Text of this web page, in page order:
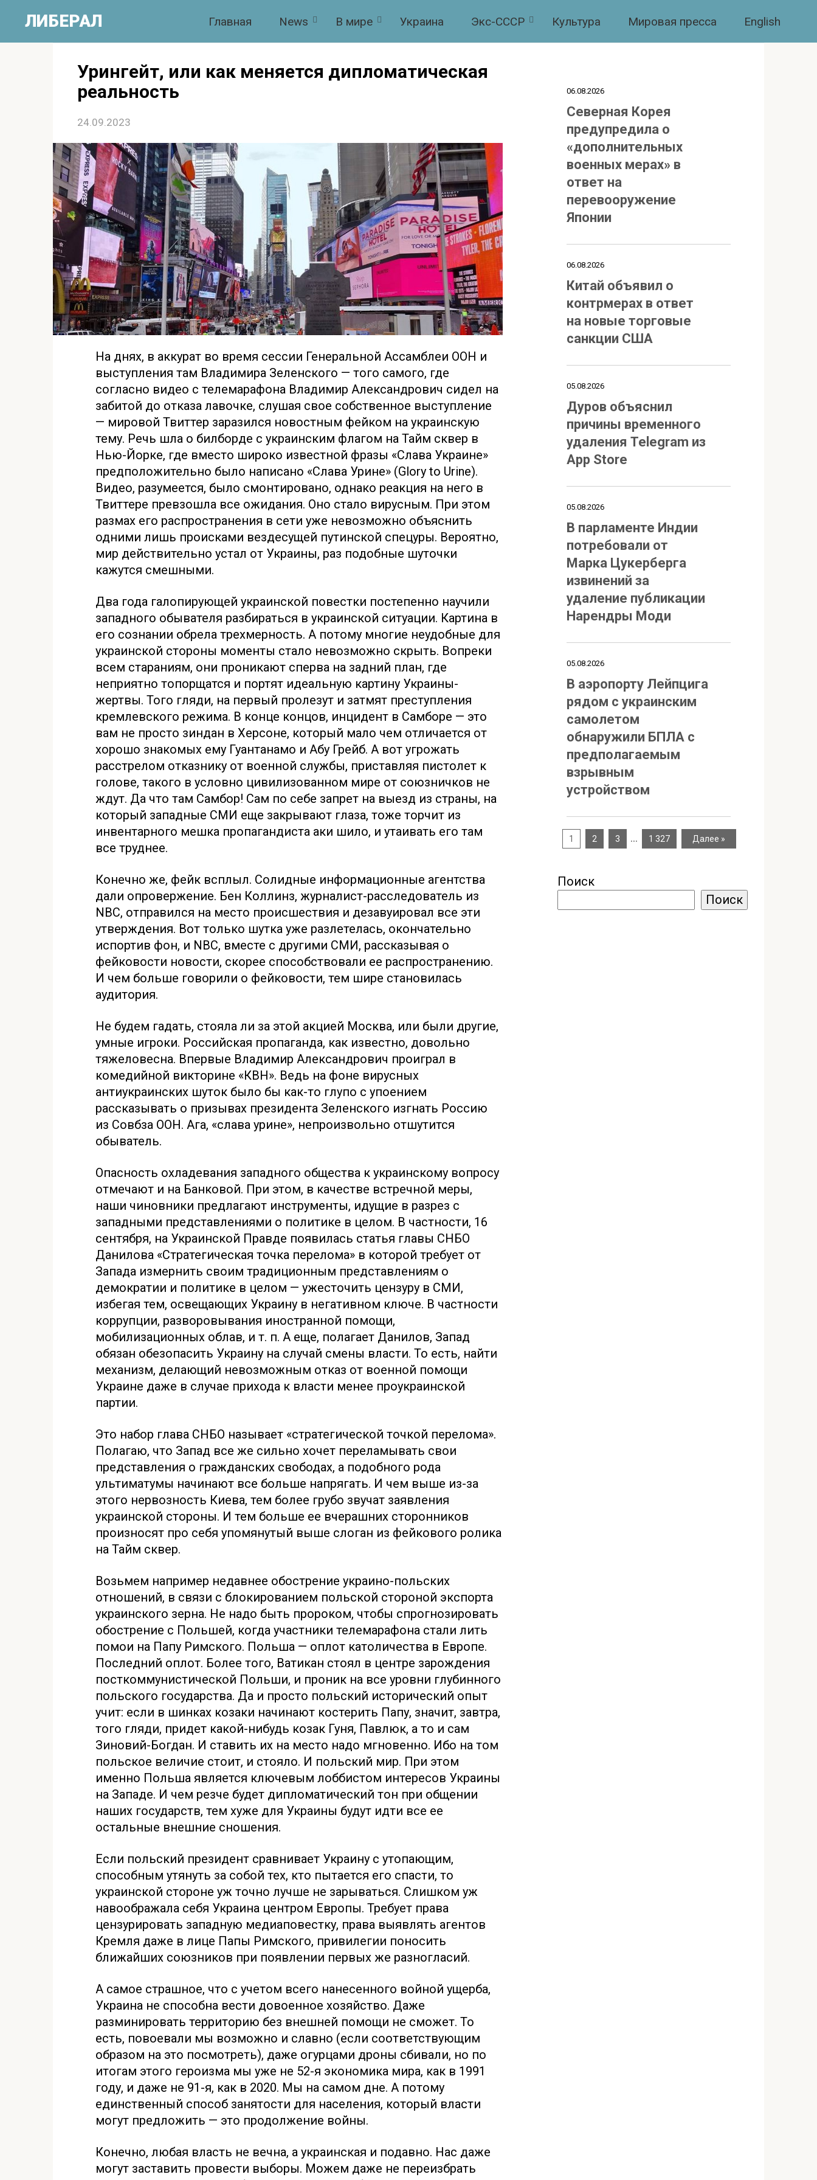
контенту
ЛИБЕРАЛ Главная News В мире Украина Экс-СССР Культура Мировая пресса English
Урингейт, или как меняется дипломатическая
реальность
24.09.2023
На днях, в аккурат во время сессии Генеральной Ассамблеи ООН и
выступления там Владимира Зеленского — того самого, где
согласно видео с телемарафона Владимир Александрович сидел на
забитой до отказа лавочке, слушая свое собственное выступление
— мировой Твиттер заразился новостным фейком на украинскую
тему. Речь шла о билборде с украинским флагом на Тайм сквер в
Нью-Йорке, где вместо широко известной фразы «Слава Украине»
предположительно было написано «Слава Урине» (Glory to Urine).
Видео, разумеется, было смонтировано, однако реакция на него в
Твиттере превзошла все ожидания. Оно стало вирусным. При этом
размах его распространения в сети уже невозможно объяснить
одними лишь происками вездесущей путинской спецуры. Вероятно,
мир действительно устал от Украины, раз подобные шуточки
кажутся смешными.
Два года галопирующей украинской повестки постепенно научили
западного обывателя разбираться в украинской ситуации. Картина в
его сознании обрела трехмерность. А потому многие неудобные для
украинской стороны моменты стало невозможно скрыть. Вопреки
всем стараниям, они проникают сперва на задний план, где
неприятно топорщатся и портят идеальную картину Украины-
жертвы. Того гляди, на первый пролезут и затмят преступления
кремлевского режима. В конце концов, инцидент в Самборе — это
вам не просто зиндан в Херсоне, который мало чем отличается от
хорошо знакомых ему Гуантанамо и Абу Грейб. А вот угрожать
расстрелом отказнику от военной службы, приставляя пистолет к
голове, такого в условно цивилизованном мире от союзничков не
ждут. Да что там Самбор! Сам по себе запрет на выезд из страны, на
который западные СМИ еще закрывают глаза, тоже торчит из
инвентарного мешка пропагандиста аки шило, и утаивать его там
все труднее.
Конечно же, фейк всплыл. Солидные информационные агентства
дали опровержение. Бен Коллинз, журналист-расследователь из
NBC, отправился на место происшествия и дезавуировал все эти
утверждения. Вот только шутка уже разлетелась, окончательно
испортив фон, и NBC, вместе с другими СМИ, рассказывая о
фейковости новости, скорее способствовали ее распространению.
И чем больше говорили о фейковости, тем шире становилась
аудитория.
Не будем гадать, стояла ли за этой акцией Москва, или были другие,
умные игроки. Российская пропаганда, как известно, довольно
тяжеловесна. Впервые Владимир Александрович проиграл в
комедийной викторине «КВН». Ведь на фоне вирусных
антиукраинских шуток было бы как-то глупо с упоением
рассказывать о призывах президента Зеленского изгнать Россию
из Совбза ООН. Ага, «слава урине», непроизвольно отшутится
обыватель.
Опасность охладевания западного общества к украинскому вопросу
отмечают и на Банковой. При этом, в качестве встречной меры,
наши чиновники предлагают инструменты, идущие в разрез с
западными представлениями о политике в целом. В частности, 16
сентября, на Украинской Правде появилась статья главы СНБО
Данилова «Стратегическая точка перелома» в которой требует от
Запада измернить своим традиционным представлениям о
демократии и политике в целом — ужесточить цензуру в СМИ,
избегая тем, освещающих Украину в негативном ключе. В частности
коррупции, разворовывания иностранной помощи,
мобилизационных облав, и т. п. А еще, полагает Данилов, Запад
обязан обезопасить Украину на случай смены власти. То есть, найти
механизм, делающий невозможным отказ от военной помощи
Украине даже в случае прихода к власти менее проукраинской
партии.
Это набор глава СНБО называет «стратегической точкой перелома».
Полагаю, что Запад все же сильно хочет переламывать свои
представления о гражданских свободах, а подобного рода
ультиматумы начинают все больше напрягать. И чем выше из-за
этого нервозность Киева, тем более грубо звучат заявления
украинской стороны. И тем больше ее вчерашних сторонников
произносят про себя упомянутый выше слоган из фейкового ролика
на Тайм сквер.
Возьмем например недавнее обострение украино-польских
отношений, в связи с блокированием польской стороной экспорта
украинского зерна. Не надо быть пророком, чтобы спрогнозировать
обострение с Польшей, когда участники телемарафона стали лить
помои на Папу Римского. Польша — оплот католичества в Европе.
Последний оплот. Более того, Ватикан стоял в центре зарождения
посткоммунистической Польши, и проник на все уровни глубинного
польского государства. Да и просто польский исторический опыт
учит: если в шинках козаки начинают костерить Папу, значит, завтра,
того гляди, придет какой-нибудь козак Гуня, Павлюк, а то и сам
Зиновий-Богдан. И ставить их на место надо мгновенно. Ибо на том
польское величие стоит, и стояло. И польский мир. При этом
именно Польша является ключевым лоббистом интересов Украины
на Западе. И чем резче будет дипломатический тон при общении
наших государств, тем хуже для Украины будут идти все ее
остальные внешние сношения.
Если польский президент сравнивает Украину с утопающим,
способным утянуть за собой тех, кто пытается его спасти, то
украинской стороне уж точно лучше не зарываться. Слишком уж
навоображала себя Украина центром Европы. Требует права
цензурировать западную медиаповестку, права выявлять агентов
Кремля даже в лице Папы Римского, привилегии поносить
ближайших союзников при появлении первых же разногласий.
А самое страшное, что с учетом всего нанесенного войной ущерба,
Украина не способна вести довоенное хозяйство. Даже
разминировать территорию без внешней помощи не сможет. То
есть, повоевали мы возможно и славно (если соответствующим
образом на это посмотреть), даже огурцами дроны сбивали, но по
итогам этого героизма мы уже не 52-я экономика мира, как в 1991
году, и даже не 91-я, как в 2020. Мы на самом дне. А потому
единственный способ занятости для населения, который власти
могут предложить — это продолжение войны.
Конечно, любая власть не вечна, а украинская и подавно. Нас даже
могут заставить провести выборы. Можем даже не переизбрать
06.08.2026
Северная Корея
предупредила о
«дополнительных
военных мерах» в
ответ на
перевооружение
Японии
06.08.2026
Китай объявил о
контрмерах в ответ
на новые торговые
санкции США
05.08.2026
Дуров объяснил
причины временного
удаления Telegram из
App Store
05.08.2026
В парламенте Индии
потребовали от
Марка Цукерберга
извинений за
удаление публикации
Нарендры Моди
05.08.2026
В аэропорту Лейпцига
рядом с украинским
самолетом
обнаружили БПЛА с
предполагаемым
взрывным
устройством
1 2 3 … 1 327 Далее »
Поиск
Поиск